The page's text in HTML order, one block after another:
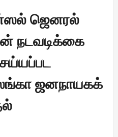
ஜெனரல்
நடவடிக்கை
ஜனநாயகக்